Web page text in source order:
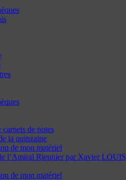
carnets de notes
la quinzaine
de mon matériel
l’Amiral Rieunier par Xavier LOUIS
de mon matériel